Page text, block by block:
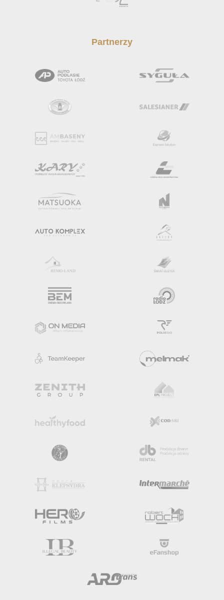
Partnerzy